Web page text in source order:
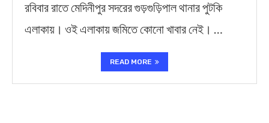
রবিবার রাতে মেদিনীপুর সদরের গুড়গুড়িপাল থানার পুটকি
এলাকায়। ওই এলাকায় জমিতে কোনো খাবার নেই। …
READ MORE